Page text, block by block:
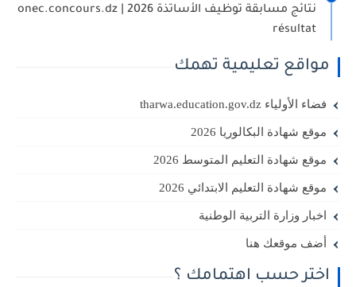
نتائج مسابقة توظيف الأساتذة 2026 | onec.concours.dz
résultat
مواقع تعليمية تهمك
فضاء الأولياء tharwa.education.gov.dz
موقع شهادة البكالوريا 2026
موقع شهادة التعليم المتوسط 2026
موقع شهادة التعليم الابتدائي 2026
اخبار وزارة التربية الوطنية
أضف موقعك هنا
اختر حسب اهتمامك ؟